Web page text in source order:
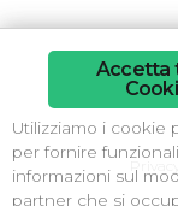
Accetta
Utilizziamo i cookie
per fornire
informazioni sul
partner che si